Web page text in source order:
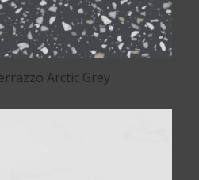
Arctic Grey